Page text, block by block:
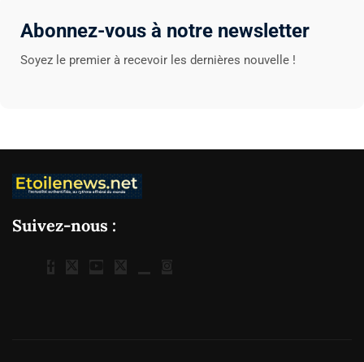
Abonnez-vous à notre newsletter
Soyez le premier à recevoir les dernières nouvelle !
Suivez-nous :